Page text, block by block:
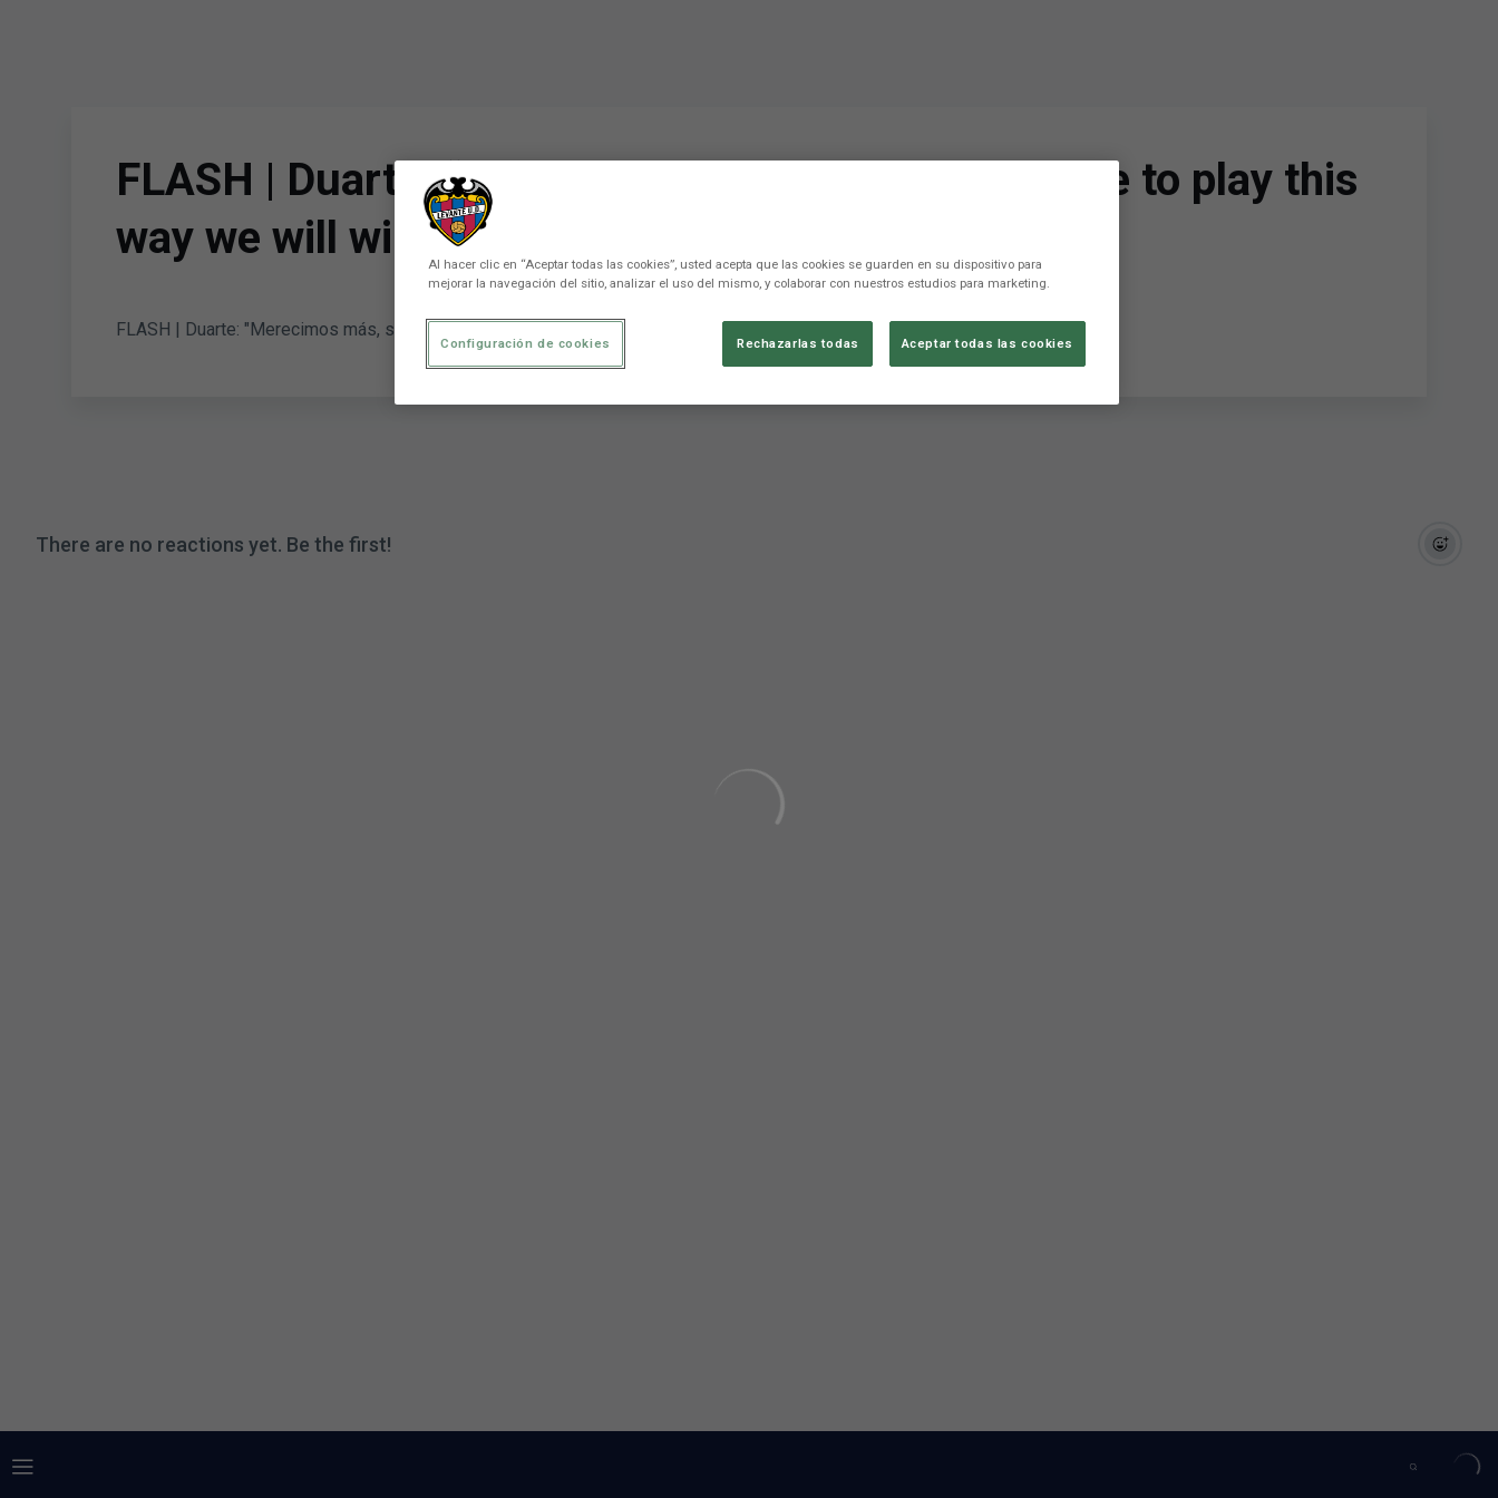
FLASH | Duarte: “We deserved more, if we continue to play this
way we will win soon”
FLASH | Duarte: "Merecimos más, si seguimos en esta línea vamos a ganar pronto"
There are no reactions yet. Be the first!
Al hacer clic en “Aceptar todas las cookies”, usted acepta que las cookies se guarden en su dispositivo para
mejorar la navegación del sitio, analizar el uso del mismo, y colaborar con nuestros estudios para marketing.
Rechazarlas todas Aceptar todas las cookies
Configuración de cookies